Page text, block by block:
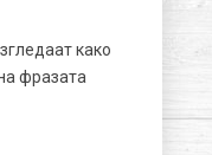
како
фразата